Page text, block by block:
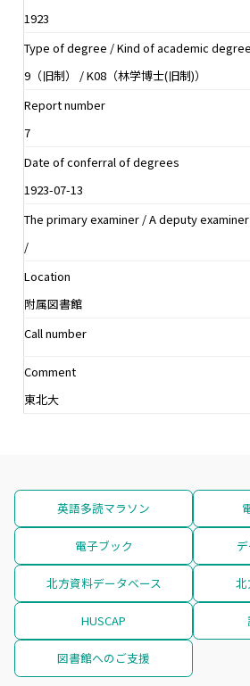
1923
Type of degree / Kind of academic degree
9（旧制） / K08（林学博士(旧制)）
Report number
7
Date of conferral of degrees
1923-07-13
The primary examiner / A deputy examiner
/
Location
附属図書館
Call number
Comment
東北大
英語多読マラソン
電子ブック
北方資料データベース 北
HUSCAP
図書館へのご支援